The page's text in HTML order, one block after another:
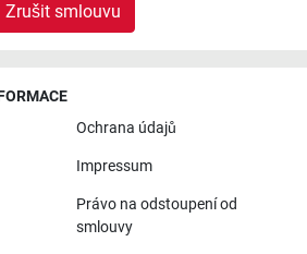
Zrušit smlouvu
Ochrana údajů
Impressum
Právo na odstoupení od
smlouvy